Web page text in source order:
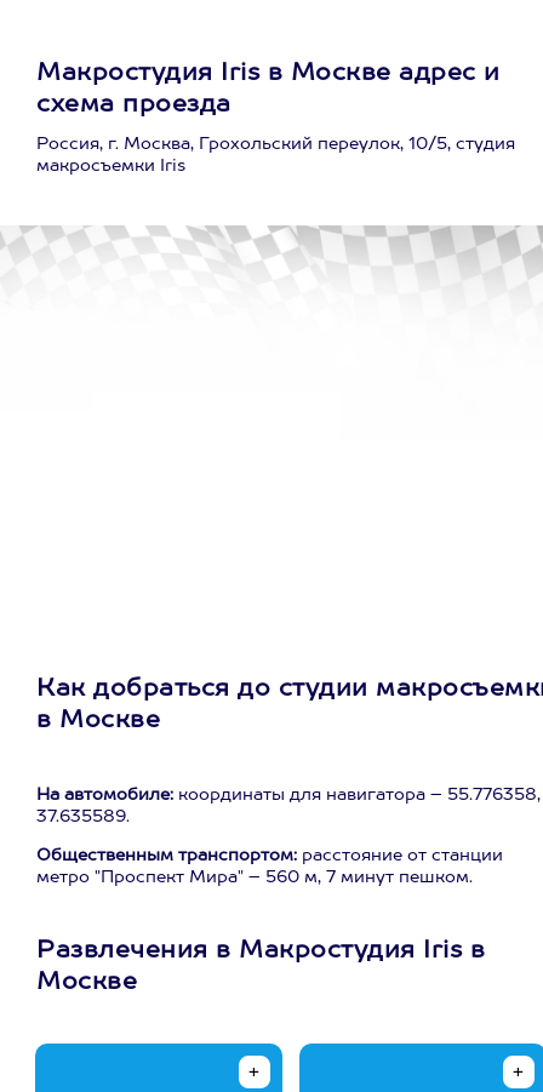
Макростудия Iris в Москве адрес и
схема проезда
Россия, г. Москва, Грохольский переулок, 10/5, студия
макросъемки Iris
Как добраться до студии
в Москве
На автомобиле: координаты для навигатора – 55.776358,
37.635589.
Общественным транспортом: расстояние от станции
метро "Проспект Мира" – 560 м, 7 минут пешком.
Развлечения в Макростудия Iris в
Москве